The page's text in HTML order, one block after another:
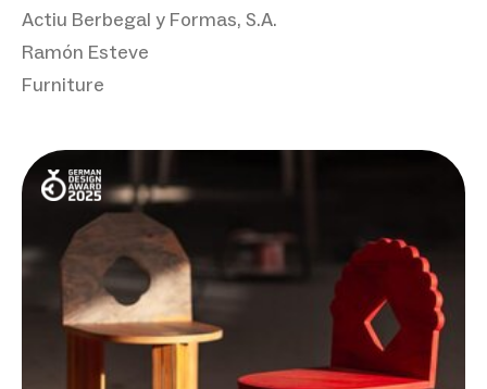
Actiu Berbegal y Formas, S.A.
Ramón Esteve
Furniture